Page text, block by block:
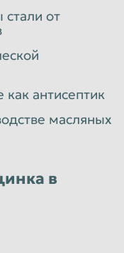
от
антисептик
масляных
в